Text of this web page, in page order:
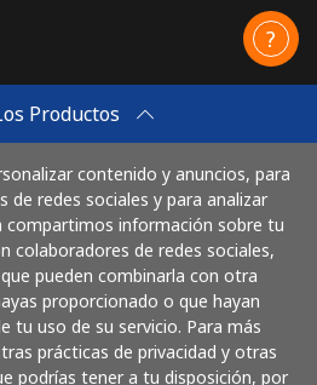
Productos
contenido y anuncios, para
de redes sociales y para analizar
compartimos información sobre tu
colaboradores de redes sociales,
pueden combinarla con otra
proporcionado o que hayan
tu uso de su servicio. Para más
prácticas de privacidad y otras
podrías tener a tu disposición, por
Paga con